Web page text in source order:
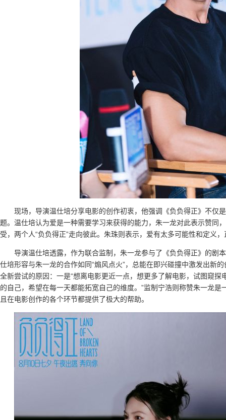
现场，导演温仕培分享电影的创作初衷，他强调《负负得正》不仅
题。温仕培认为爱是一种需要学习来获得的能力，朱一龙对此表示赞同
受，两个人“负负得正”走向彼此。朱珠则表示，爱有太多可能性和定义
导演温仕培透露，作为联合监制，朱一龙参与了《负负得正》的剧
仕培形容与朱一龙的合作如同“煽风点火”，总能在即兴碰撞中激发出新
全新尝试的原因：一是“想离电影更近一点，想更多了解电影，试图窥
的自己，希望在每一天都能拓宽自己的维度。”监制宁浩则称赞朱一龙
且在电影创作的各个环节都提供了极大的帮助。